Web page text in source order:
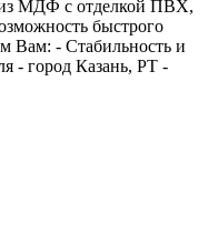
из МДФ с отделкой ПВХ,
быстрого
Вам: - Стабильность и
- город Казань, РТ -